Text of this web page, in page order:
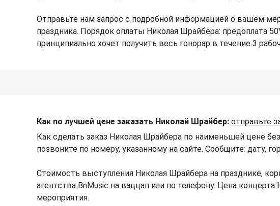
Отправьте нам запрос с подробной информацией о вашем
праздника. Порядок оплаты Николая Шрайбера: предоплата
принципиально хочет получить весь гонорар в течение 3
Как по лучшей цене заказать Николай Шрайбер: отправьте
Как сделать заказ Николая Шрайбера по наименьшей цене
позвоните по номеру, указанному на сайте. Сообщите: дату,
Стоимость выступления Николая Шрайбера на празднике,
агентства BnMusic на ваццап или по телефону. Цена
мероприятия.